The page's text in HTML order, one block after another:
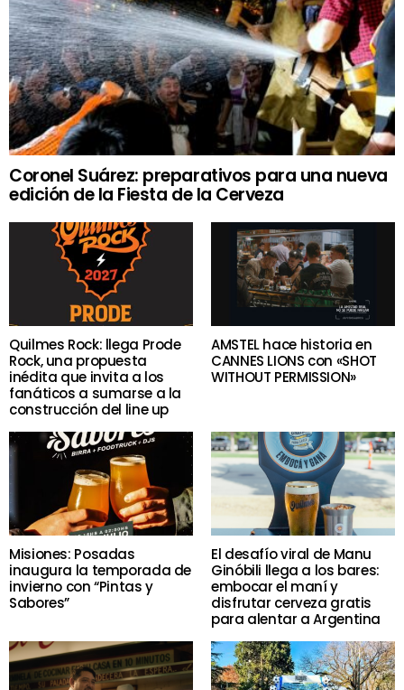
Coronel Suárez: preparativos para una nueva
edición de la Fiesta de la Cerveza
Quilmes Rock: llega Prode
Rock, una propuesta
inédita que invita a los
fanáticos a sumarse a la
construcción del line up
AMSTEL hace historia en
CANNES LIONS con «SHOT
WITHOUT PERMISSION»
Misiones: Posadas
inaugura la temporada de
invierno con “Pintas y
Sabores”
El desafío viral de Manu
Ginóbili llega a los bares:
embocar el maní y
disfrutar cerveza gratis
para alentar a Argentina